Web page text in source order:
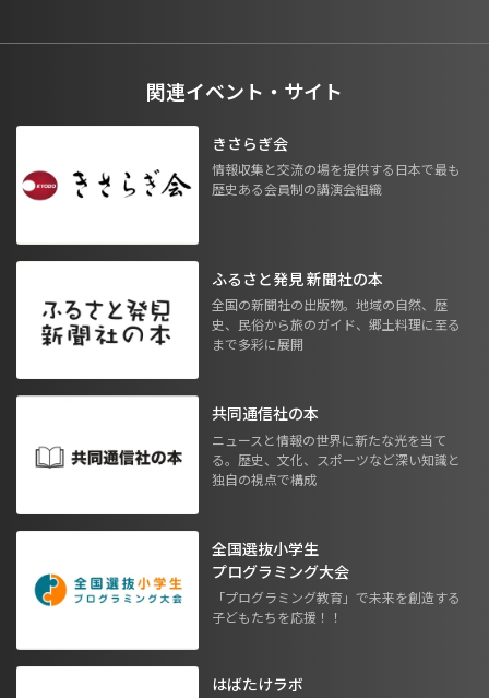
関連イベント・サイト
きさらぎ会
情報収集と交流の場を提供する日本で最も
歴史ある会員制の講演会組織
ふるさと発見 新聞社の本
全国の新聞社の出版物。地域の自然、歴
史、民俗から旅のガイド、郷土料理に至る
まで多彩に展開
共同通信社の本
ニュースと情報の世界に新たな光を当て
る。歴史、文化、スポーツなど深い知識と
独自の視点で構成
全国選抜小学生
プログラミング大会
「プログラミング教育」で未来を創造する
子どもたちを応援！！
はばたけラボ